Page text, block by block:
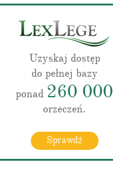
Uzyskaj dostęp
do pełnej bazy
ponad 260 000
orzeczeń.
Sprawdź